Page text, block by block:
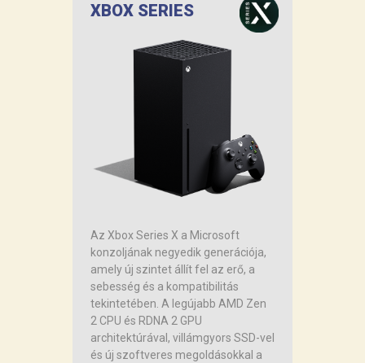
XBOX SERIES
Az Xbox Series X a Microsoft
konzoljának negyedik generációja,
amely új szintet állít fel az erő, a
sebesség és a kompatibilitás
tekintetében. A legújabb AMD Zen
2 CPU és RDNA 2 GPU
architektúrával, villámgyors SSD-vel
és új szoftveres megoldásokkal a